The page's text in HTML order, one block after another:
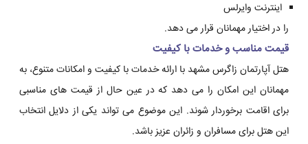
اینترنت وایرلس
را در اختیار مهمانان قرار می دهد.
قیمت مناسب و خدمات با کیفیت
هتل آپارتمان زاگرس مشهد با ارائه خدمات با کیفیت و امکانات متنوع، به
مهمانان این امکان را می دهد که در عین حال از قیمت های مناسبی
برای اقامت برخوردار شوند. این موضوع می تواند یکی از دلایل انتخاب
این هتل برای مسافران و زائران عزیز باشد.